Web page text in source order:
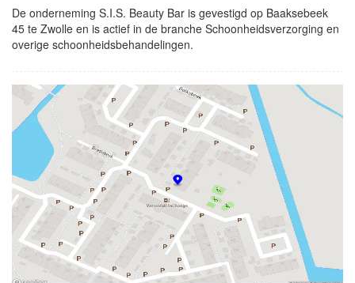
De onderneming S.I.S. Beauty Bar is gevestigd op Baaksebeek
45 te Zwolle en is actief in de branche Schoonheidsverzorging en
overige schoonheidsbehandelingen.